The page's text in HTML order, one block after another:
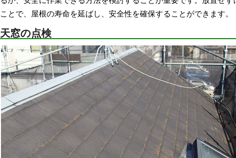
ことで、屋根の寿命を延ばし、安全性を確保することができます。
天窓の点検